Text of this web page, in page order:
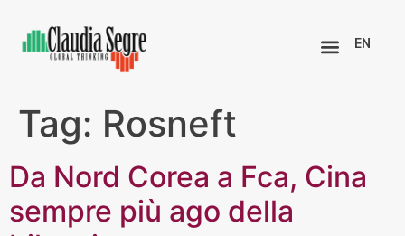
EN
Tag: Rosneft
Da Nord Corea a Fca, Cina
sempre più ago della